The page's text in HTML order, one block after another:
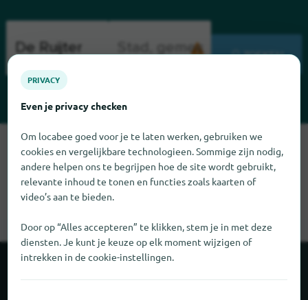
ZOEKEN
Sorry, we kunnen De Ruijter op dit moment niet vinden. Als u
weet waar De Ruijter te vinden is, zouden we het erg op prijs
stellen als u ons dat laat weten.
PRIVACY
Even je privacy checken
Om locabee goed voor je te laten werken, gebruiken we
cookies en vergelijkbare technologieen. Sommige zijn nodig,
andere helpen ons te begrijpen hoe de site wordt gebruikt,
relevante inhoud te tonen en functies zoals kaarten of
video’s aan te bieden.
Door op “Alles accepteren” te klikken, stem je in met deze
diensten. Je kunt je keuze op elk moment wijzigen of
intrekken in de cookie-instellingen.